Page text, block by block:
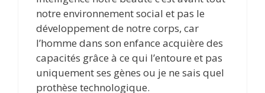
notre environnement social et pas le
développement de notre corps, car
l’homme dans son enfance acquière des
capacités grâce à ce qui l’entoure et pas
uniquement ses gènes ou je ne sais quel
prothèse technologique.